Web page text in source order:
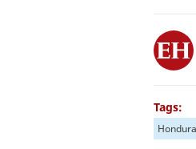
Tags: